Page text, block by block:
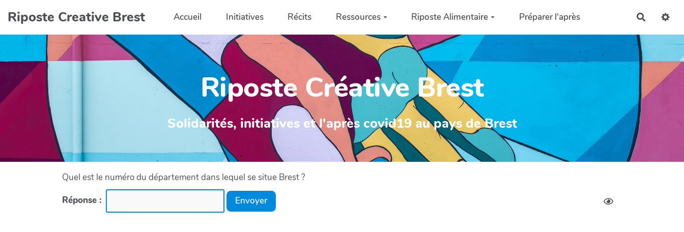
Aller au contenu principal
Riposte Creative Brest Accueil Initiatives Récits Ressources Riposte Alimentaire Préparer l'après
Riposte Créative Brest
Solidarités, initiatives et l'après covid19 au pays de Brest
Quel est le numéro du département dans lequel se situe Brest ?
Réponse :
Envoyer